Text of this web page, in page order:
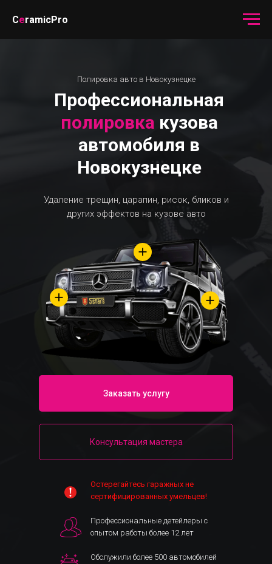
CeramicPro
Профессиональная
полировка кузова
автомобиля в
Новокузнецке
Удаление трещин, царапин, рисок, бликов и
других эффектов на кузове авто
Полировка авто в Новокузнецке
Профессиональные детейлеры с
опытом работы более 12 лет
Обслужили более 500 автомобилей
Заказать услугу
Консультация мастера
Остерегайтесь гаражных не
сертифицированных умельцев!